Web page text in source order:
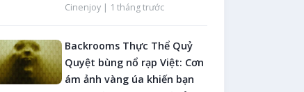
Cinenjoy | 1 tháng trước
Backrooms Thực Thể Quỷ
Quyệt bùng nổ rạp Việt: Cơn
ám ảnh vàng úa khiến bạn